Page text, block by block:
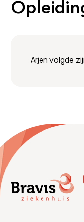
Arjen volgde